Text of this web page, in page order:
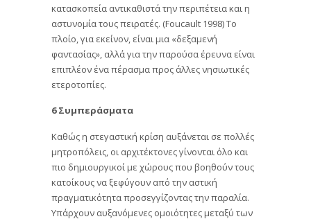
κατασκοπεία αντικαθιστά την περιπέτεια και η
αστυνομία τους πειρατές. (Foucault 1998) Το
πλοίο, για εκείνον, είναι μια «δεξαμενή
φαντασίας», αλλά για την παρούσα έρευνα είναι
επιπλέον ένα πέρασμα προς άλλες νησιωτικές
ετεροτοπίες.
6 Συμπεράσματα
Καθώς η στεγαστική κρίση αυξάνεται σε πολλές
μητροπόλεις, οι αρχιτέκτονες γίνονται όλο και
πιο δημιουργικοί με χώρους που βοηθούν τους
κατοίκους να ξεφύγουν από την αστική
πραγματικότητα προσεγγίζοντας την παραλία.
Υπάρχουν αυξανόμενες ομοιότητες μεταξύ των